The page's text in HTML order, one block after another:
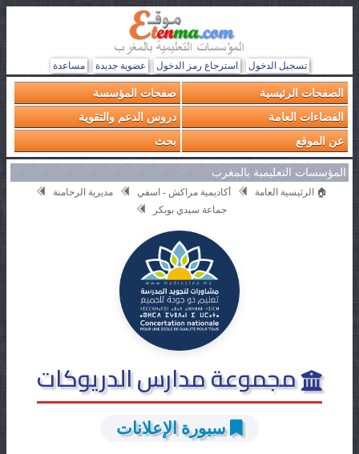
تسجيل الدخول استرجاع رمز الدخول عضوية جديدة مساعدة
الصفحات الرئيسية
صفحات المؤسسة
الفضاءات العامة
دروس الدعم والتقوية
عن الموقع
بحث
المؤسسات التعليمية بالمغرب
🏠 الرئيسية العامة أكاديمية مراكش - اسفي
مديرية الرحامنة
جماعة سيدي بوبكر
مجموعة مدارس الدريوكات
سبورة الإعلانات